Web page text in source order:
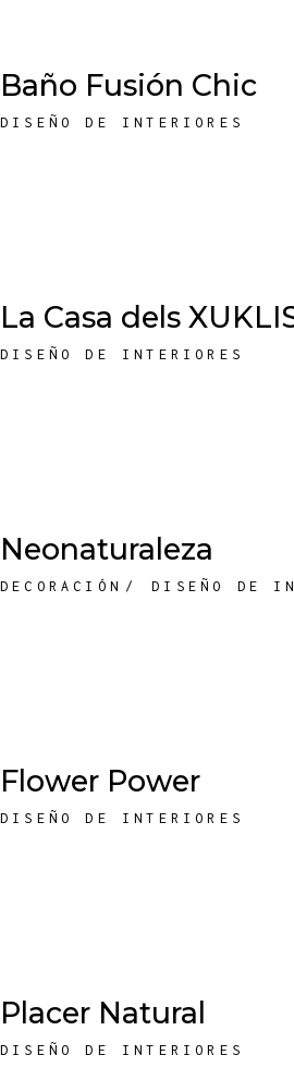
Baño Fusión Chic
DISEÑO DE INTERIORES
La Casa dels
DISEÑO DE INTERIORES
Neonaturaleza
DECORACIÓN DISEÑO DE
Flower Power
DISEÑO DE INTERIORES
Placer Natural
DISEÑO DE INTERIORES